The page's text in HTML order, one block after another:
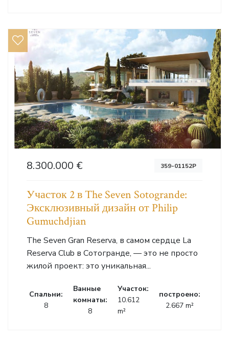
8.300.000 € 359-01152P
Участок 2 в The Seven Sotogrande:
Эксклюзивный дизайн от Philip
Gumuchdjian
The Seven Gran Reserva, в самом сердце La
Reserva Club в Сотогранде, — это не просто
жилой проект: это уникальная...
Cпальни:
8
Ванные
комнаты:
8
Участок:
10.612
m²
построено:
2.667 m²